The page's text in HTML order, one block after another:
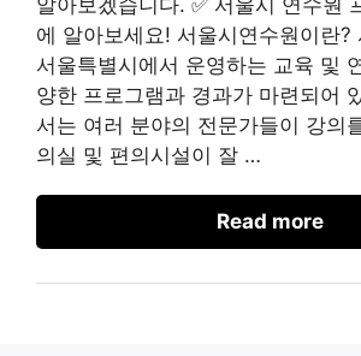
알아보겠습니다. ✅ 서울시 연수원
에 알아보세요! 서울시연수원이란?
서울특별시에서 운영하는 교육 및
양한 프로그램과 경과가 마련되어
서는 여러 분야의 전문가들이 강의
의실 및 편의시설이 잘 …
Read more